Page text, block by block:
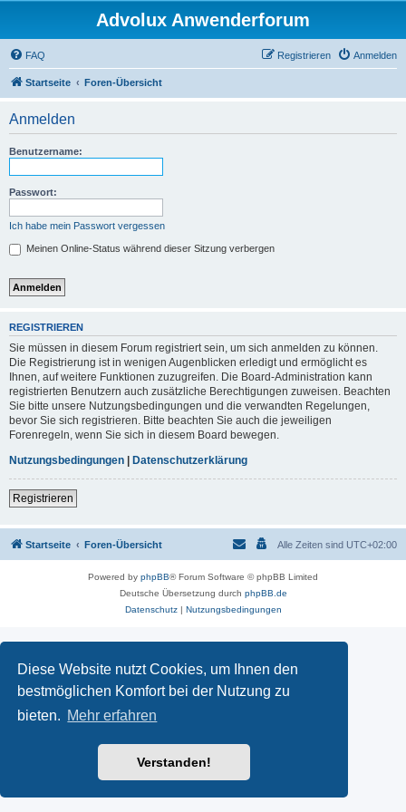
Diese Website nutzt Cookies, um Ihnen den
bestmöglichen Komfort bei der Nutzung zu
bieten. Mehr erfahren
Verstanden!
Advolux Anwenderforum
FAQ Anmelden
Registrieren
Startseite Foren-Übersicht
Anmelden
Benutzername:
Passwort:
Ich habe mein Passwort vergessen
Meinen Online-Status während dieser Sitzung verbergen
REGISTRIEREN
Sie müssen in diesem Forum registriert sein, um sich anmelden zu können.
Die Registrierung ist in wenigen Augenblicken erledigt und ermöglicht es
Ihnen, auf weitere Funktionen zuzugreifen. Die Board-Administration kann
registrierten Benutzern auch zusätzliche Berechtigungen zuweisen. Beachten
Sie bitte unsere Nutzungsbedingungen und die verwandten Regelungen,
bevor Sie sich registrieren. Bitte beachten Sie auch die jeweiligen
Forenregeln, wenn Sie sich in diesem Board bewegen.
Nutzungsbedingungen
Datenschutzerklärung
Registrieren
Startseite Foren-Übersicht Alle Zeiten sind UTC+02:00
Powered by phpBB® Forum Software © phpBB Limited
Deutsche Übersetzung durch phpBB.de
Datenschutz| Nutzungsbedingungen